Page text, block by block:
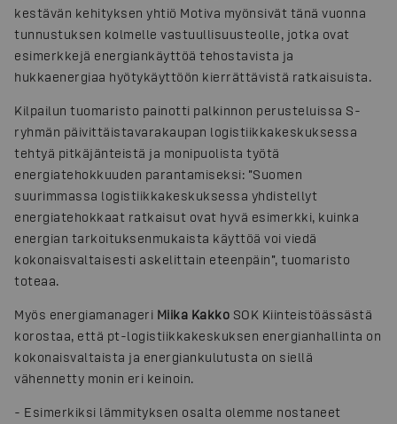
kestävän kehityksen yhtiö Motiva myönsivät tänä vuonna
tunnustuksen kolmelle vastuullisuusteolle, jotka ovat
esimerkkejä energiankäyttöä tehostavista ja
hukkaenergiaa hyötykäyttöön kierrättävistä ratkaisuista.
Kilpailun tuomaristo painotti palkinnon perusteluissa S-
ryhmän päivittäistavarakaupan logistiikkakeskuksessa
tehtyä pitkäjänteistä ja monipuolista työtä
energiatehokkuuden parantamiseksi: ”Suomen
suurimmassa logistiikkakeskuksessa yhdistellyt
energiatehokkaat ratkaisut ovat hyvä esimerkki, kuinka
energian tarkoituksenmukaista käyttöä voi viedä
kokonaisvaltaisesti askelittain eteenpäin”, tuomaristo
toteaa.
Myös energiamanageri Miika Kakko SOK Kiinteistöässästä
korostaa, että pt-logistiikkakeskuksen energianhallinta on
kokonaisvaltaista ja energiankulutusta on siellä
vähennetty monin eri keinoin.
- Esimerkiksi lämmityksen osalta olemme nostaneet